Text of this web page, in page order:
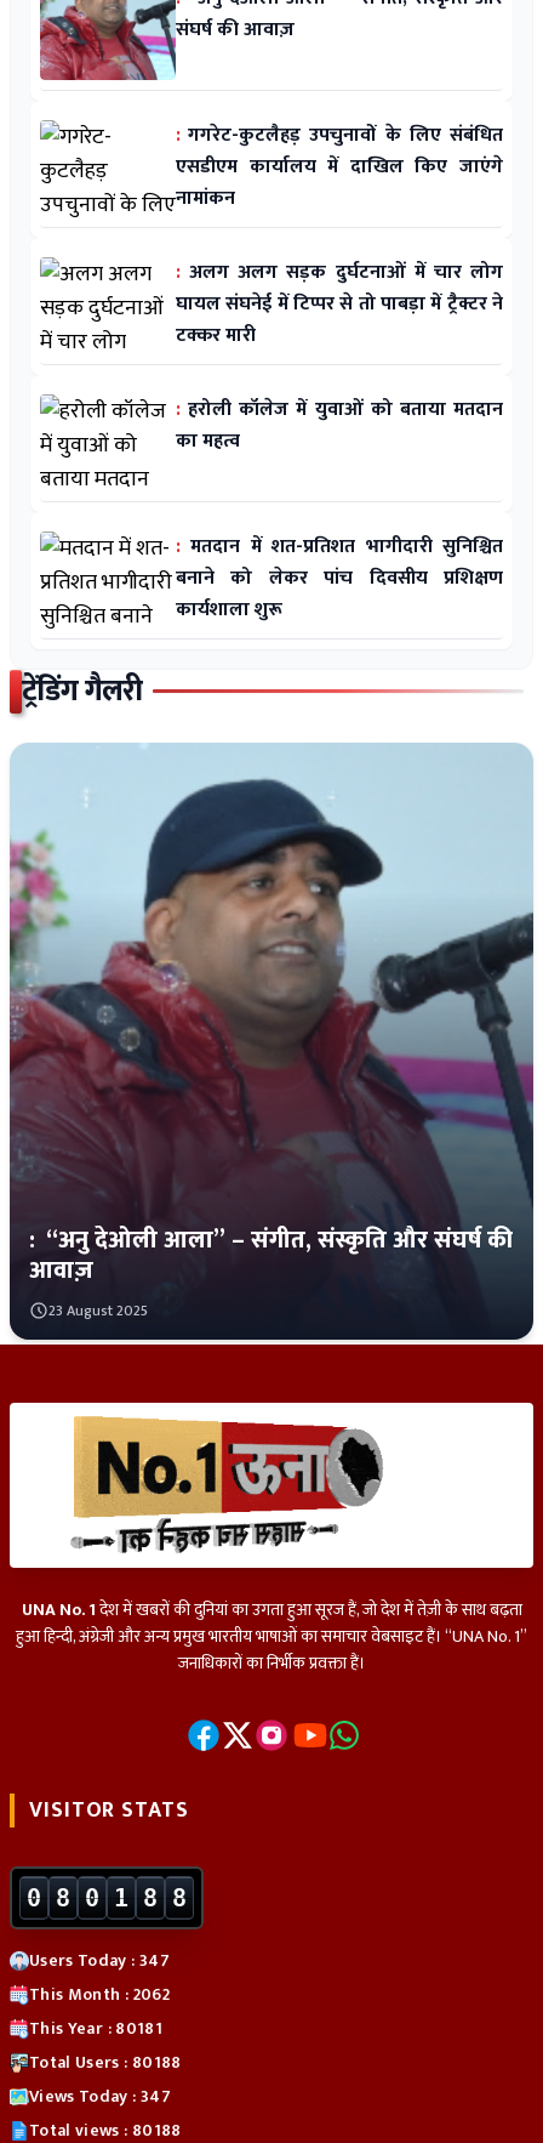
संघर्ष की आवाज़
: गगरेट-कुटलैहड़ उपचुनावों के लिए संबंधित
एसडीएम कार्यालय में दाखिल किए जाएंगे
नामांकन
: अलग अलग सड़क दुर्घटनाओं में चार लोग
घायल संघनेई में टिप्पर से तो पाबड़ा में ट्रैक्टर ने
टक्कर मारी
: हरोली कॉलेज में युवाओं को बताया मतदान
का महत्व
: मतदान में शत-प्रतिशत भागीदारी सुनिश्चित
बनाने को लेकर पांच दिवसीय प्रशिक्षण
कार्यशाला शुरू
ट्रेंडिंग गैलरी
:
आवाज़
23 August 2025
UNA No. 1देश में खबरों की दुनियां का उगता हुआ सूरज हैं, जो देश में तेज़ी के साथ बढ़ता
हुआ हिन्दी, अंग्रेजी और अन्य प्रमुख भारतीय भाषाओं का समाचार वेबसाइट हैं। “UNA No. 1”
जनाधिकारों का निर्भीक प्रवक्ता हैं।
VISITOR STATS
0 8 0 1 8 8
Users Today : 347
This Month : 2062
This Year : 80181
Total Users : 80188
Views Today : 347
Total views : 80188